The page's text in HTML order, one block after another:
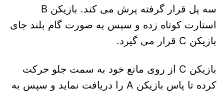
سه پل قرار گرفته پرش می کند. بازیکن B
استارت کوتاه زده و سپس به صورت گام بلند جای
بازیکن C قرار می گیرد.
بازیکن C از روی مانع خود به سمت جلو حرکت
کرده تا پاس بازیکن A را دریافت نماید و سپس به